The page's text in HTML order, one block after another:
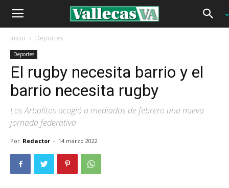
Inicio Deportes
Deportes
El rugby necesita barrio y el
barrio necesita rugby
Los Arbolitos acogió a mediados de febrero una nueva
jornada federativa
Por Redactor - 14 marzo 2022